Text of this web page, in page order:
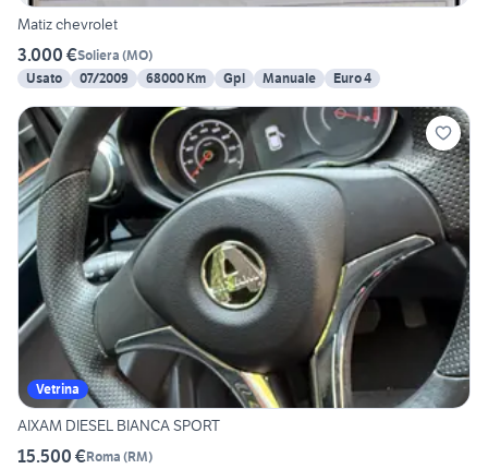
Matiz chevrolet
3.000 €Soliera (MO)
Usato
07/2009 68000 Km Gpl Manuale Euro 4
Vetrina
AIXAM DIESEL BIANCA SPORT
15.500 €Roma (RM)